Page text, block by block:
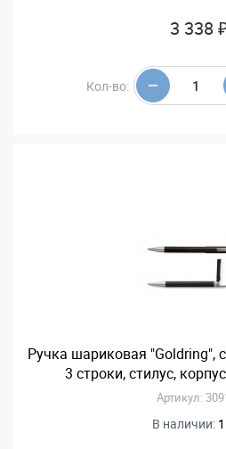
3 338
Кол-во:
Ручка шариковая
3 строки, стилус,
Артикул:
В наличии: